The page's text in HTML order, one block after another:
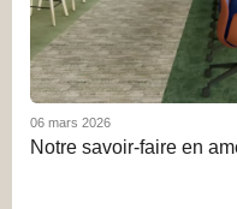
06 mars 2026
Notre savoir-faire en